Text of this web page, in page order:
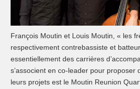
François Moutin et Louis Moutin, « les
respectivement contrebassiste et
essentiellement des carrières
s’associent en co-leader pour
leurs projets est le Moutin Reunion